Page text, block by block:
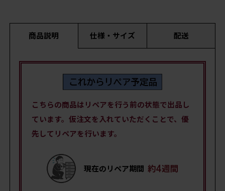
商品説明 仕様・サイズ 配送
こちらの商品はリペアを行う前の状態で出品し
ています。仮注文を入れていただくことで、優
先してリペアを行います。
現在のリペア期間